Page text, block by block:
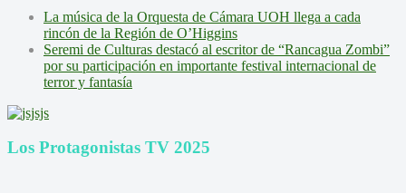
La música de la Orquesta de Cámara UOH llega a cada
rincón de la Región de O’Higgins
Seremi de Culturas destacó al escritor de “Rancagua Zombi”
por su participación en importante festival internacional de
terror y fantasía
Los Protagonistas TV 2025